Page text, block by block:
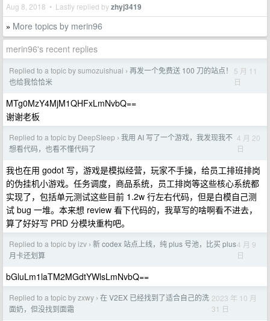
Aug 8, 2018 • Lastly replied byzhyj3419
» More topics by merin96
merin96's recent replies
Replied to a topic by sumozuishuai › 再发一个免费送 100 刀的站点！
也给我恰恰米
5 月 11
日
MTg0MzY4MjM1QHFxLmNvbQ==
谢谢老板
Replied to a topic by DeepSIeep › 我用 AI 写了一个游戏，我发现我不
想看代码，也看不懂代码了
4 月 20
日
我也在用 godot 写，游戏是模拟经营，玩家不手操，给员工排班排岗
的伪挂机小游戏。任务调度，商品系统，员工排岗等这些核心系统都
实现了，包括单元测试这些目前 1.2w 行左右代码，但是白模自己测
试 bug 一堆。本来想 review 看下代码的，我草写的啥啊看不进去，
算了好好写 PRD 分模块重构吧。
Replied to a topic by izv › 新 codex 站点上线，纯 plus 号池，比买 plus
月卡还划算
4 月 9
日
bGluLm1laTM2MGdtYWlsLmNvbQ==
Replied to a topic by zxwy › 在 V2EX 已经找到了适合自己的洗
面奶，但没找到面霜
2023 年 10 月
31 日